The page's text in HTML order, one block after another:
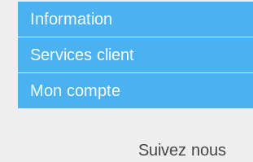
Information
Services client
Mon compte
Suivez nous